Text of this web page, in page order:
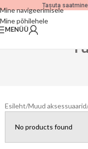
Mine navigeerimisele
Mine põhilehele
Tasuta
MENÜÜ
Esileht/Muud aksessuaarid
No products found